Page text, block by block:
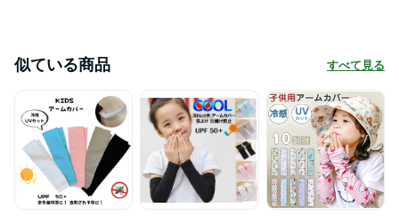
似ている商品 すべて見る